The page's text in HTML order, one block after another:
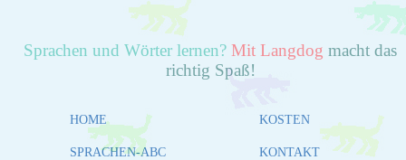
Sprachen und Wörter lernen? Mit Langdog macht das
richtig Spaß!
HOME
SPRACHEN-ABC
KOSTEN
KONTAKT